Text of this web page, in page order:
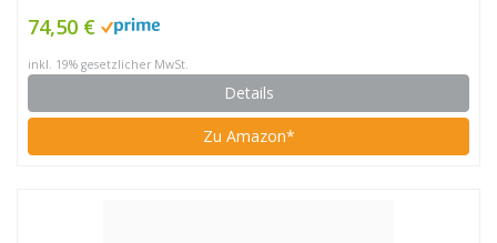
74,50 €
inkl. 19% gesetzlicher MwSt.
Details
Zu Amazon*